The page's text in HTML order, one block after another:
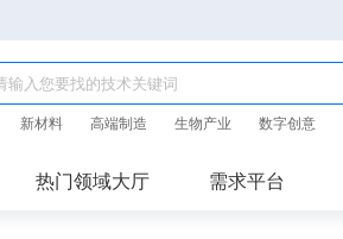
新材料 高端制造 生物产业 数字创意
热门领域大厅 需求平台